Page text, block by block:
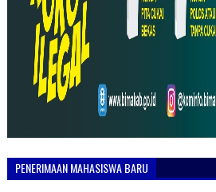
PENERIMAAN MAHASISWA BARU